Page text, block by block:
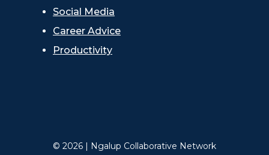
Social Media
Career Advice
Productivity
© 2026 | Ngalup Collaborative Network